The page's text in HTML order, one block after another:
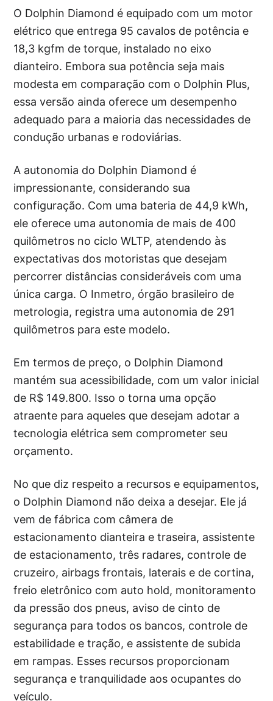
O Dolphin Diamond é equipado com um motor
elétrico que entrega 95 cavalos de potência e
18,3 kgfm de torque, instalado no eixo
dianteiro. Embora sua potência seja mais
modesta em comparação com o Dolphin Plus,
essa versão ainda oferece um desempenho
adequado para a maioria das necessidades de
condução urbanas e rodoviárias.
A autonomia do Dolphin Diamond é
impressionante, considerando sua
configuração. Com uma bateria de 44,9 kWh,
ele oferece uma autonomia de mais de 400
quilômetros no ciclo WLTP, atendendo às
expectativas dos motoristas que desejam
percorrer distâncias consideráveis com uma
única carga. O Inmetro, órgão brasileiro de
metrologia, registra uma autonomia de 291
quilômetros para este modelo.
Em termos de preço, o Dolphin Diamond
mantém sua acessibilidade, com um valor inicial
de R$ 149.800. Isso o torna uma opção
atraente para aqueles que desejam adotar a
tecnologia elétrica sem comprometer seu
orçamento.
No que diz respeito a recursos e equipamentos,
o Dolphin Diamond não deixa a desejar. Ele já
vem de fábrica com câmera de
estacionamento dianteira e traseira, assistente
de estacionamento, três radares, controle de
cruzeiro, airbags frontais, laterais e de cortina,
freio eletrônico com auto hold, monitoramento
da pressão dos pneus, aviso de cinto de
segurança para todos os bancos, controle de
estabilidade e tração, e assistente de subida
em rampas. Esses recursos proporcionam
segurança e tranquilidade aos ocupantes do
veículo.